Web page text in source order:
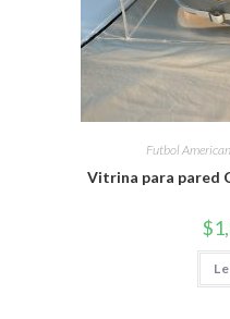
Futbol
Vitrina para pared
$